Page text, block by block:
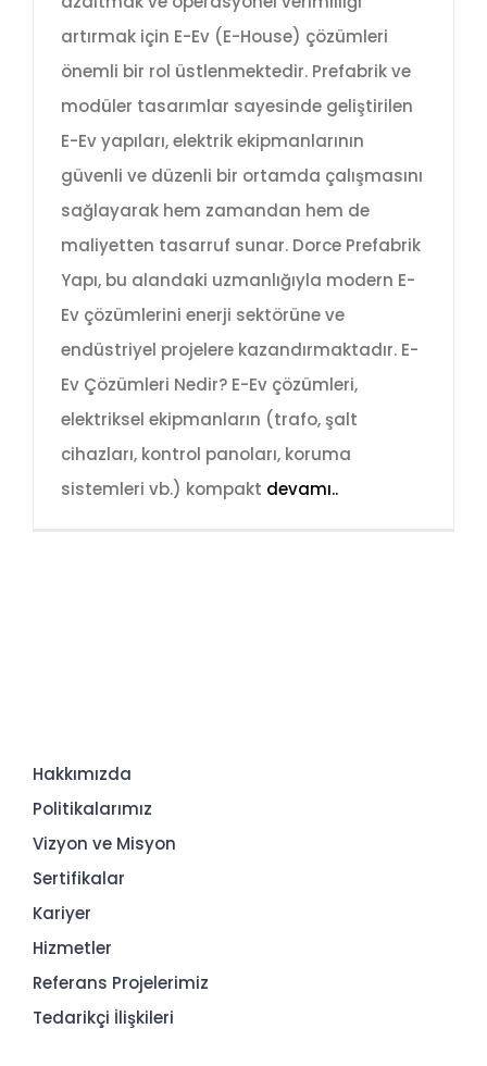
artırmak için E-Ev (E-House) çözümleri
önemli bir rol üstlenmektedir. Prefabrik ve
modüler tasarımlar sayesinde geliştirilen
E-Ev yapıları, elektrik ekipmanlarının
güvenli ve düzenli bir ortamda çalışmasını
sağlayarak hem zamandan hem de
maliyetten tasarruf sunar. Dorce Prefabrik
Yapı, bu alandaki uzmanlığıyla modern E-
Ev çözümlerini enerji sektörüne ve
endüstriyel projelere kazandırmaktadır. E-
Ev Çözümleri Nedir? E-Ev çözümleri,
elektriksel ekipmanların (trafo, şalt
cihazları, kontrol panoları, koruma
sistemleri vb.) kompakt devamı..
Hakkımızda
Politikalarımız
Vizyon ve Misyon
Sertifikalar
Kariyer
Hizmetler
Referans Projelerimiz
Tedarikçi İlişkileri